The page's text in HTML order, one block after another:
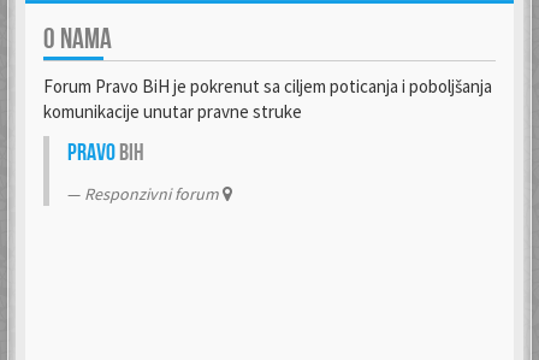
O NAMA
Forum Pravo BiH je pokrenut sa ciljem poticanja i poboljšanja
komunikacije unutar pravne struke
PravoBiH
Responzivni forum